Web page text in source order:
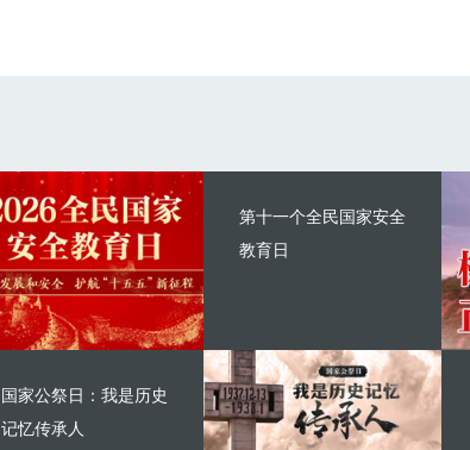
第十一个全民国家安全
教育日
国家公祭日：我是历史
记忆传承人